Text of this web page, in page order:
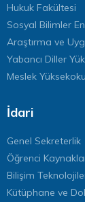
Hukuk Fakültesi
Sosyal Bilimler
Araştırma ve
Yabancı Diller
Meslek
İdari
Genel Sekreterlik
Öğrenci
Bilişim
Kütüphane ve